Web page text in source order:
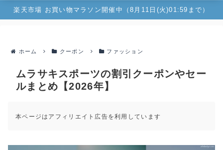
楽天市場 お買い物マラソン開催中（8月11日(火)01:59まで）
ホーム クーポン ファッション
ムラサキスポーツの割引クーポンやセー
ルまとめ【2026年】
本ページはアフィリエイト広告を利用しています